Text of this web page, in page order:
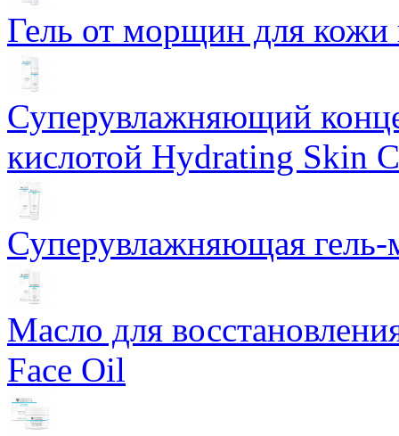
Гель от морщин для кожи
Суперувлажняющий
кислотой Hydrating Skin
Суперувлажняющая
Масло для
Face Oil